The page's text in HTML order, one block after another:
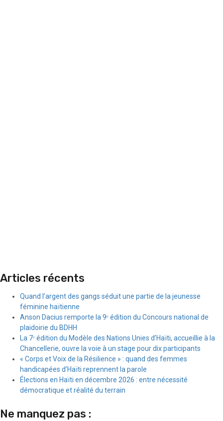
Articles récents
Quand l’argent des gangs séduit une partie de la jeunesse
féminine haïtienne
Anson Dacius remporte la 9ᵉ édition du Concours national de
plaidoirie du BDHH
La 7ᵉ édition du Modèle des Nations Unies d’Haïti, accueillie à la
Chancellerie, ouvre la voie à un stage pour dix participants
« Corps et Voix de la Résilience » : quand des femmes
handicapées d’Haïti reprennent la parole
Élections en Haïti en décembre 2026 : entre nécessité
démocratique et réalité du terrain
Ne manquez pas :